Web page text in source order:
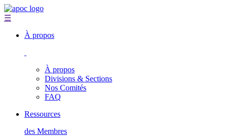
☰
À propos
À propos
Divisions & Sections
Nos Comités
FAQ
Ressources
des Membres